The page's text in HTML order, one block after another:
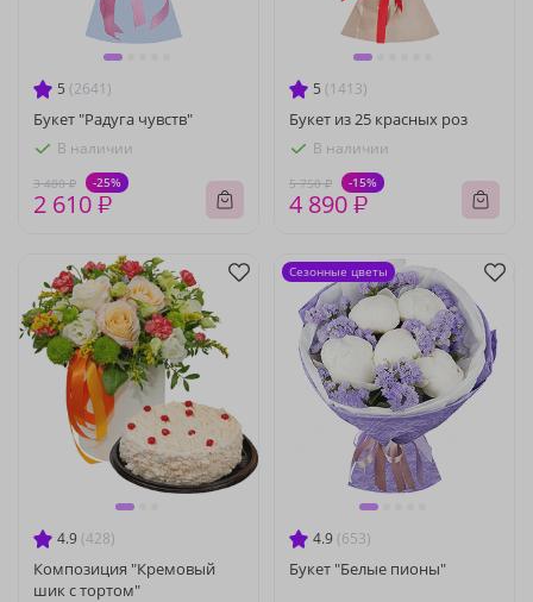
5 (2641)
Букет "Радуга чувств"
В наличии
3 480 ₽ -25%
2 610 ₽
5 (1413)
Букет из 25 красных роз
В наличии
5 750 ₽ -15%
4 890 ₽
4.9 (428)
Композиция "Кремовый
шик с тортом"
4.9 (653)
Букет "Белые пионы"
Сезонные цветы